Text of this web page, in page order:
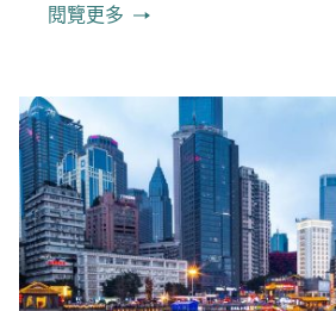
閱覽更多